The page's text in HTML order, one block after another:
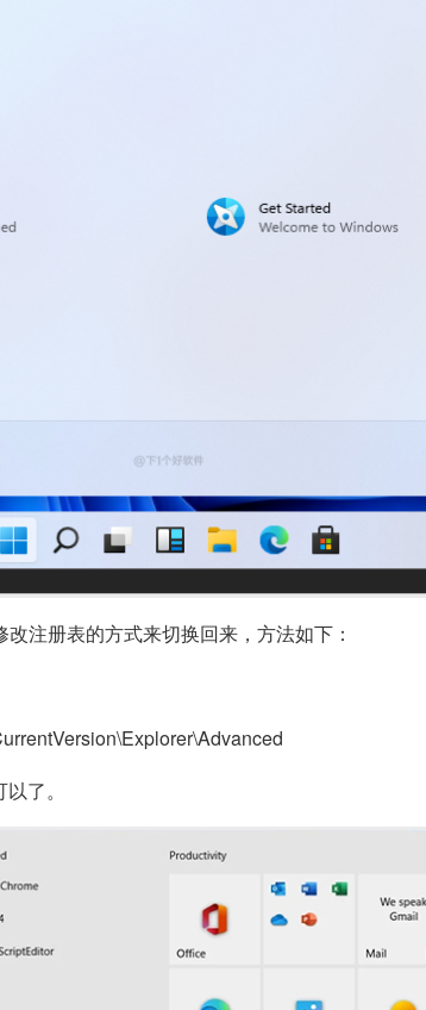
注册表的方式来切换回来，方法如下：
了。